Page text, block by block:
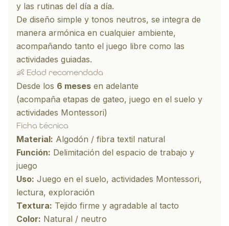
y las rutinas del día a día.
De diseño simple y tonos neutros, se integra de
manera armónica en cualquier ambiente,
acompañando tanto el juego libre como las
actividades guiadas.
👶 Edad recomendada
Desde los 6 meses en adelante
(acompaña etapas de gateo, juego en el suelo y
actividades Montessori)
Ficha técnica
Material: Algodón / fibra textil natural
Función: Delimitación del espacio de trabajo y
juego
Uso: Juego en el suelo, actividades Montessori,
lectura, exploración
Textura: Tejido firme y agradable al tacto
Color: Natural / neutro